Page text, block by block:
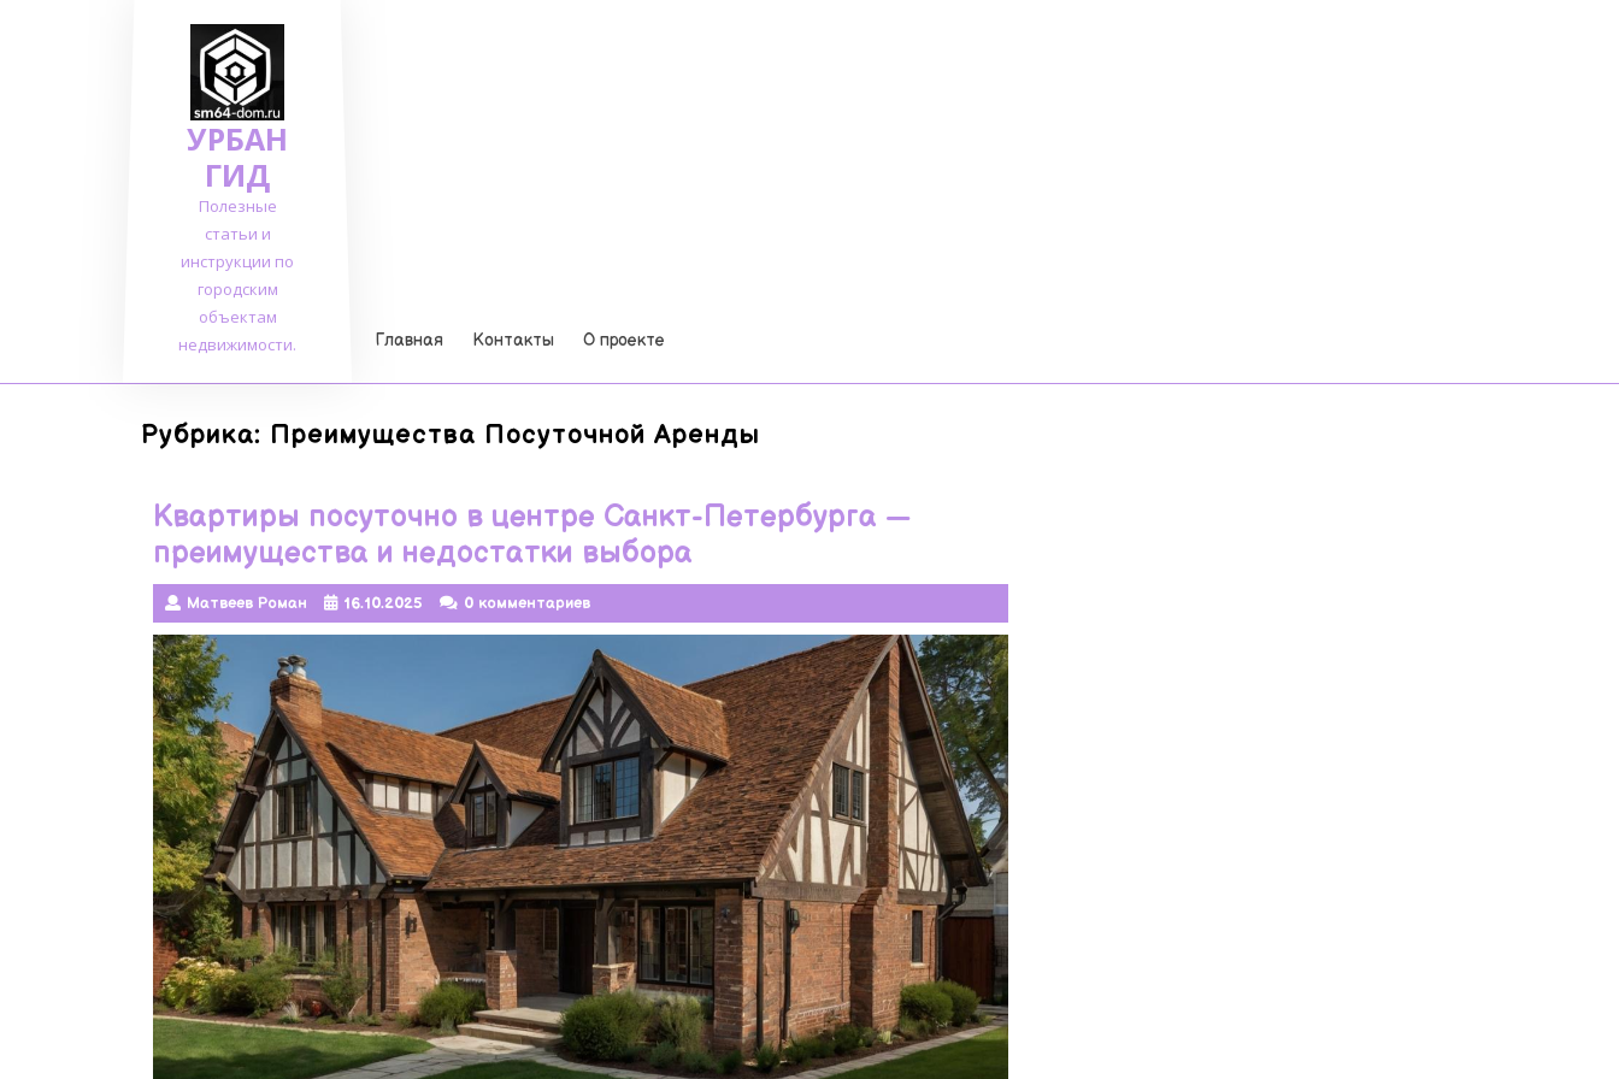
УРБАН
ГИД
Полезные
статьи и
инструкции по
городским
объектам
недвижимости.
Главная Контакты О проекте
Рубрика: Преимущества Посуточной Аренды
Квартиры посуточно в центре Санкт-Петербурга —
преимущества и недостатки выбора
Матвеев Роман 16.10.2025 0 комментариев